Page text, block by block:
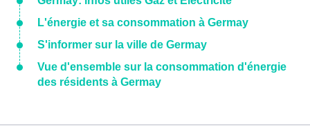
L'énergie et sa consommation à Germay
S'informer sur la ville de Germay
Vue d'ensemble sur la consommation d'énergie
des résidents à Germay